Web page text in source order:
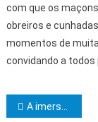
com que os
obreiros e
momentos de
convidando a
A imersão no turismo comunitário é uma nova tendência na Bahia